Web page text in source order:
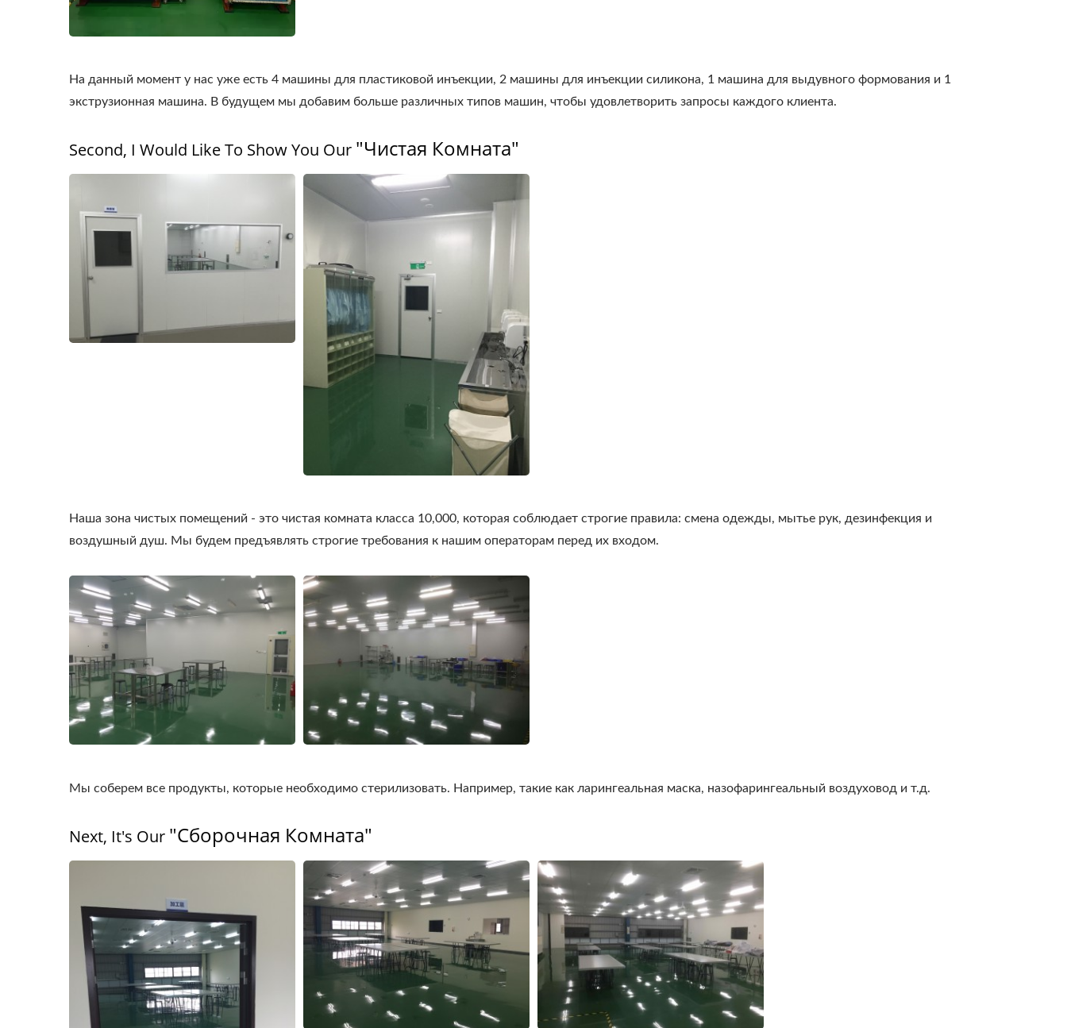
На данный момент у нас уже есть 4 машины для пластиковой инъекции, 2 машины для инъекции силикона, 1 машина для выдувного формования и 1
экструзионная машина. В будущем мы добавим больше различных типов машин, чтобы удовлетворить запросы каждого клиента.
Second, I Would Like To Show You Our "Чистая Комната"
Наша зона чистых помещений - это чистая комната класса 10,000, которая соблюдает строгие правила: смена одежды, мытье рук, дезинфекция и
воздушный душ. Мы будем предъявлять строгие требования к нашим операторам перед их входом.
Мы соберем все продукты, которые необходимо стерилизовать. Например, такие как ларингеальная маска, назофарингеальный воздуховод и т.д.
Next, It's Our "Сборочная Комната"